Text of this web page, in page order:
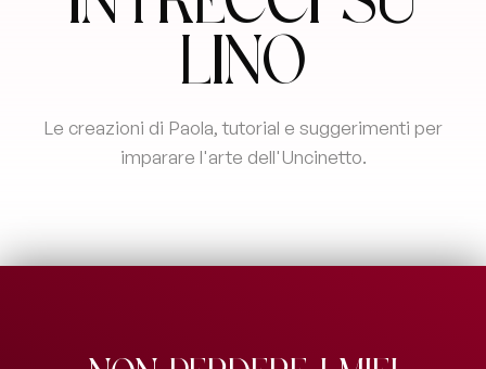
Lino
Le creazioni di Paola, tutorial e suggerimenti per
imparare l'arte dell'Uncinetto.